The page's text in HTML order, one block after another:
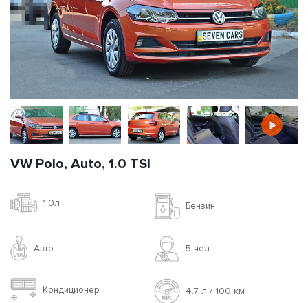
VW Polo, Auto, 1.0 TSI
1.0л Бензин
Авто 5 чел
Кондиционер 4.7 л / 100 км